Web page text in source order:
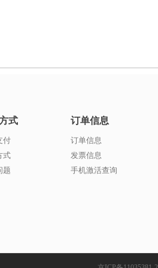
式
付
式
题
订单信息
订单信息
发票信息
手机激活查询